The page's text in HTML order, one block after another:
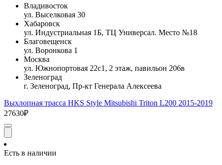
Владивосток
ул. Выселковая 30
Хабаровск
ул. Индустриальная 1Б, ТЦ Универсал. Место №18
Благовещенск
ул. Воронкова 1
Москва
ул. Южнопортовая 22с1, 2 этаж, павильон 206в
Зеленоград
г. Зеленоград, Пр-кт Генерала Алексеева
Выхлопная трасса HKS Style Mitsubishi Triton L200 2015-2019
27630₽
Есть в наличии